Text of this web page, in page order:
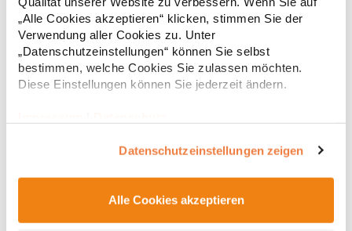
„Alle Cookies akzeptieren“ klicken, stimmen Sie der
Verwendung aller Cookies zu. Unter
„Datenschutzeinstellungen“ können Sie selbst
bestimmen, welche Cookies Sie zulassen möchten.
Diese Einstellungen können Sie jederzeit ändern.
Datenschutzeinstellungen zeigen
Alle Cookies akzeptieren
BaumwolleAngaben zur Produktsicherheit: Herst.-Nr.:
1816071Hersteller: Halfar System GmbH Ludwig-Erhard-Allee
23 33719 Bielefeld Deutschland E-Mail: info@halfar.com
BG187 BagBase Premium Umhängetasche